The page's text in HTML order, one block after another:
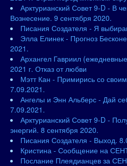
Арктурианский Совет 9-D - В
Вознесение. 9 сентября 2020.
Писания Создателя - Я
Элла Елинек - Прогноз
2021.
Архангел Гавриил
2021 г. Отказ от любви
Мэтт Кан - Примирись со
7.09.2021.
Ангелы и Энн Альберс - Дай
7.09.2021.
Арктурианский Совет 9-D -
энергий. 8 сентября 2020.
Писания Создателя - Выход.
Кристина - Сообщение на
Послание Плеядианцев за